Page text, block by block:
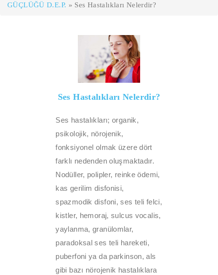
GÜÇLÜĞÜ D.E.P. » Ses Hastalıkları Nelerdir?
Ses Hastalıkları Nelerdir?
Ses hastalıkları; organik,
psikolojik, nörojenik,
fonksiyonel olmak üzere dört
farklı nedenden oluşmaktadır.
Nodüller, polipler, reinke ödemi,
kas gerilim disfonisi,
spazmodik disfoni, ses teli felci,
kistler, hemoraj, sulcus vocalis,
yaylanma, granülomlar,
paradoksal ses teli hareketi,
puberfoni ya da parkinson, als
gibi bazı nörojenik hastalıklara